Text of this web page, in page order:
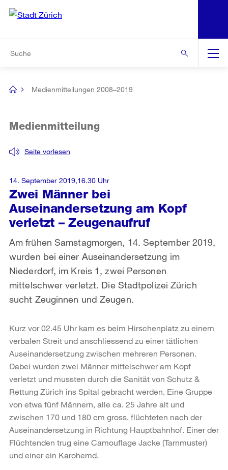
Navigation
[no
Medienmitteilungen 2008–2019
Zwei Männer bei
Auseinandersetzung am Kopf
verletzt – Zeugenaufruf
Seite vorlesen
Medienmitteilung
Am frühen Samstagmorgen, 14. September 2019,
wurden bei einer Auseinandersetzung im
Niederdorf, im Kreis 1, zwei Personen
mittelschwer verletzt. Die Stadtpolizei Zürich
sucht Zeuginnen und Zeugen.
14. September 2019,16.30 Uhr
Kurz vor 02.45 Uhr kam es beim Hirschenplatz zu einem
verbalen Streit und anschliessend zu einer tätlichen
Auseinandersetzung zwischen mehreren Personen.
Dabei wurden zwei Männer mittelschwer am Kopf
verletzt und mussten durch die Sanität von Schutz &
Rettung Zürich ins Spital gebracht werden. Eine Gruppe
von etwa fünf Männern, alle ca. 25 Jahre alt und
zwischen 170 und 180 cm gross, flüchteten nach der
Auseinandersetzung in Richtung Hauptbahnhof. Einer der
Flüchtenden trug eine Camouflage Jacke (Tarnmuster)
und einer ein Karohemd.